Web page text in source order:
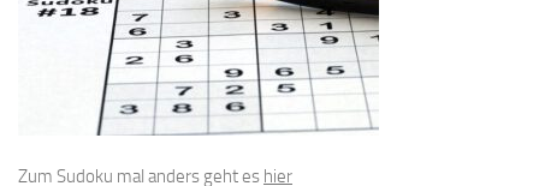
Zum Sudoku mal anders geht es hier